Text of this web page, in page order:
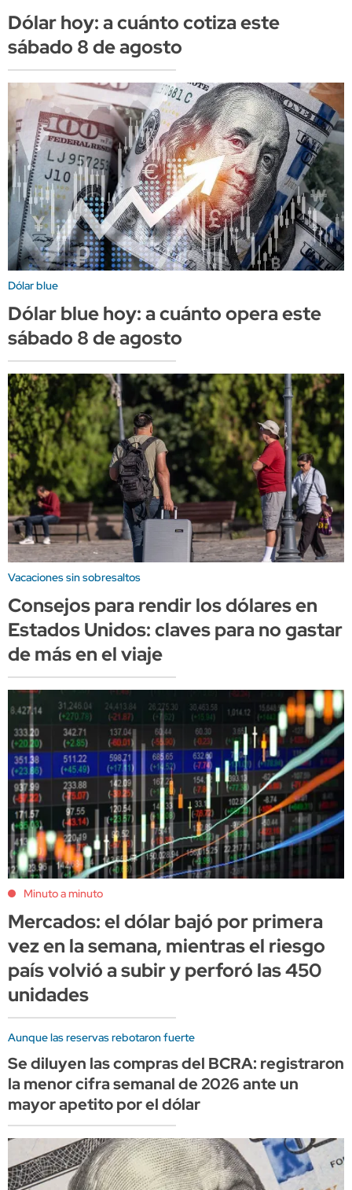
Dólar hoy: a cuánto cotiza este
sábado 8 de agosto
Dólar blue
Dólar blue hoy: a cuánto opera este
sábado 8 de agosto
Vacaciones sin sobresaltos
Consejos para rendir los dólares en
Estados Unidos: claves para no gastar
de más en el viaje
Minuto a minuto
Mercados: el dólar bajó por primera
vez en la semana, mientras el riesgo
país volvió a subir y perforó las 450
unidades
Aunque las reservas rebotaron fuerte
Se diluyen las compras del BCRA: registraron
la menor cifra semanal de 2026 ante un
mayor apetito por el dólar